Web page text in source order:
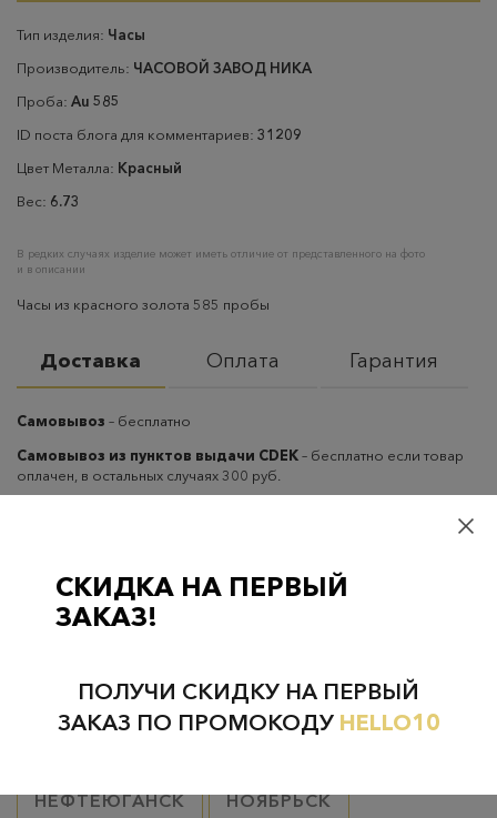
Тип изделия: Часы
Производитель: ЧАСОВОЙ ЗАВОД НИКА
Проба: Au 585
ID поста блога для комментариев: 31209
Цвет Металла: Красный
Вес: 6.73
В редких случаях изделие может иметь отличие от представленного на фото
и в описании
Часы из красного золота 585 пробы
Доставка Оплата Гарантия
Самовывоз – бесплатно
Самовывоз из пунктов выдачи CDEK– бесплатно если товар
оплачен, в остальных случаях 300 руб.
НЕФТЕЮГАНСК НОЯБРЬСК
СКИДКА НА ПЕРВЫЙ
ЗАКАЗ!
ПОЛУЧИ СКИДКУ НА ПЕРВЫЙ
ЗАКАЗ ПО ПРОМОКОДУ HELLO10